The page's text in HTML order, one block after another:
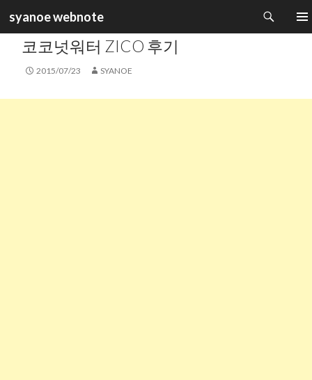
syanoe webnote
색
너
카테고리 :
코코넛워터 ZICO 후기
2015/07/23 SYANOE